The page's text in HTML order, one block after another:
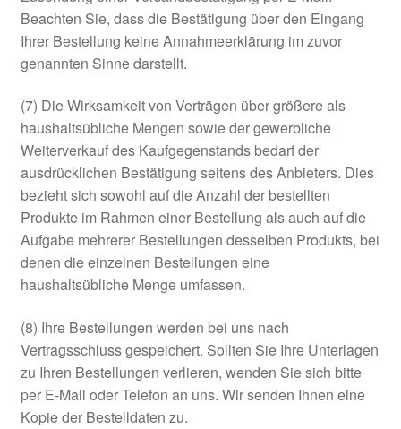
Beachten Sie, dass die Bestätigung über den Eingang
Ihrer Bestellung keine Annahmeerklärung im zuvor
genannten Sinne darstellt.
(7) Die Wirksamkeit von Verträgen über größere als
haushaltsübliche Mengen sowie der gewerbliche
Weiterverkauf des Kaufgegenstands bedarf der
ausdrücklichen Bestätigung seitens des Anbieters. Dies
bezieht sich sowohl auf die Anzahl der bestellten
Produkte im Rahmen einer Bestellung als auch auf die
Aufgabe mehrerer Bestellungen desselben Produkts, bei
denen die einzelnen Bestellungen eine
haushaltsübliche Menge umfassen.
(8) Ihre Bestellungen werden bei uns nach
Vertragsschluss gespeichert. Sollten Sie Ihre Unterlagen
zu Ihren Bestellungen verlieren, wenden Sie sich bitte
per E-Mail oder Telefon an uns. Wir senden Ihnen eine
Kopie der Bestelldaten zu.